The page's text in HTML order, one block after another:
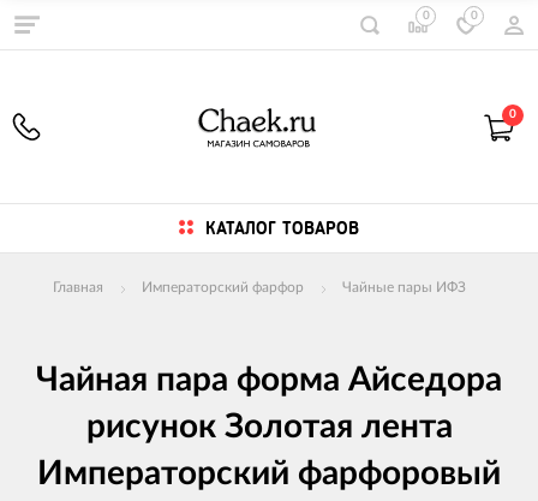
0 0
0
КАТАЛОГ ТОВАРОВ
Главная Императорский фарфор Чайные пары ИФЗ
Чайная пара форма Айседора
рисунок Золотая лента
Императорский фарфоровый